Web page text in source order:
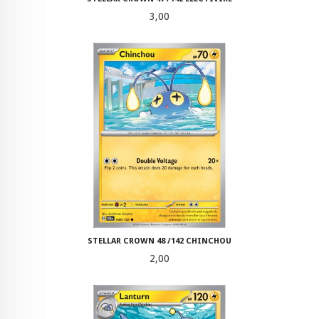
Pris
3,00
STELLAR CROWN 48 /142 CHINCHOU
Pris
2,00